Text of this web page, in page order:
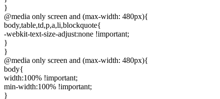
}
@media only screen and (max-width: 480px){
body,table,td,p,a,li,blockquote{
-webkit-text-size-adjust:none !important;
}
}
@media only screen and (max-width: 480px){
body{
width:100% !important;
min-width:100% !important;
}